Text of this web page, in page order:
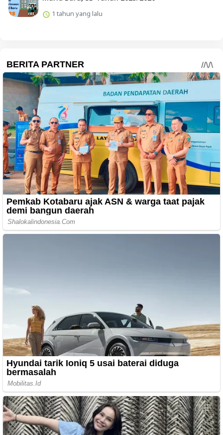
1 tahun yang lalu